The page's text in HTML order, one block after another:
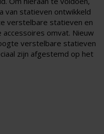
van statieven ontwikkeld
verstelbare statieven en
omvat. Nieuw
verstelbare statieven
zijn afgestemd op het